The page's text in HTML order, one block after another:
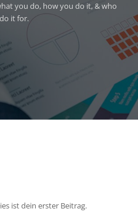
you do, how you do it, & who
it for.
ist dein erster Beitrag.